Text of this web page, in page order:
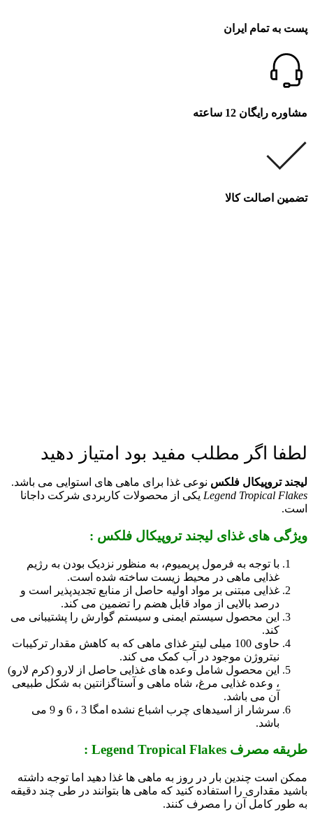
پست به تمام ایران
مشاوره رایگان 12 ساعته
تضمین اصالت کالا
لطفا اگر مطلب مفید بود امتیاز دهید
لیجند تروپیکال فلکس نوعی غذا برای ماهی های استوایی می باشد.
Legend Tropical Flakes یکی از محصولات کاربردی شرکت داجانا
است.
ویژگی های غذای لیجند تروپیکال فلکس :
با توجه به فرمول پریمیوم، به منظور نزدیک بودن به رژیم
غذایی ماهی در محیط زیست ساخته شده است.
غذایی مبتنی بر مواد اولیه حاصل از منابع تجدیدپذیر است و
درصد بالایی از مواد قابل هضم را تضمین می کند.
این محصول سیستم ایمنی و سیستم گوارش را پشتیبانی می
کند.
حاوی 100 میلی لیتر غذای ماهی که به کاهش مقدار ترکیبات
نیتروژن موجود در آب کمک می کند.
این محصول شامل وعده های غذایی حاصل از لارو (کرم لارو)
، وعده غذایی مرغ، شاه ماهی و آستاگزانتین به شکل طبیعی
آن می باشد.
سرشار از اسیدهای چرب اشباع نشده امگا 3 ، 6 و 9 می
باشد.
طریقه مصرف Legend Tropical Flakes :
ممکن است چندین بار در روز به ماهی ها غذا دهید اما توجه داشته
باشید مقداری را استفاده کنید که ماهی ها بتوانند در طی چند دقیقه
به طور کامل آن را مصرف کنند.